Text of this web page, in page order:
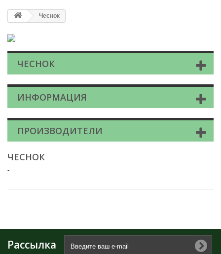
Чеснок
ЧЕСНОК
ИНФОРМАЦИЯ
ПРОИЗВОДИТЕЛИ
ЧЕСНОК
-
Рассылка